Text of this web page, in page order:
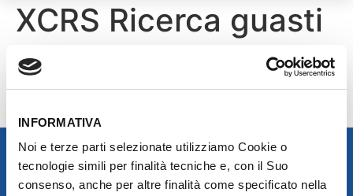
INFORMATIVA
Noi e terze parti selezionate utilizziamo Cookie o
tecnologie simili per finalità tecniche e, con il Suo
consenso, anche per altre finalità come specificato nella
XCRS Ricerca guasti
sui sistemi Common
Rail di tutti i marchi